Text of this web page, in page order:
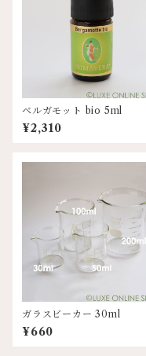
ベルガモット bio 5ml
¥2,310
ガラスビーカー 30ml
¥660